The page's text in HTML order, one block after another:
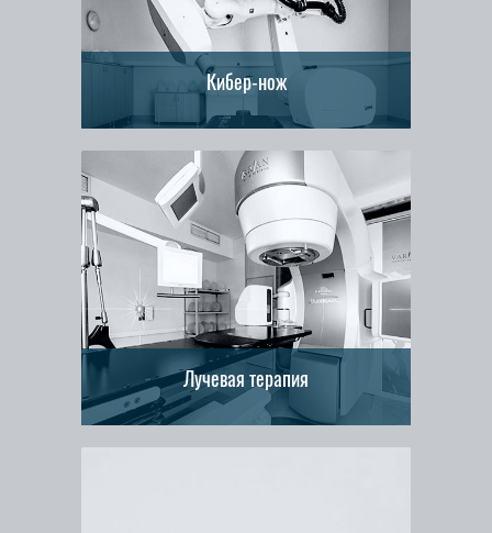
Все показания Процедура лечения
Кибер-нож
Все показания Процедура лечения История
Лучевая терапия